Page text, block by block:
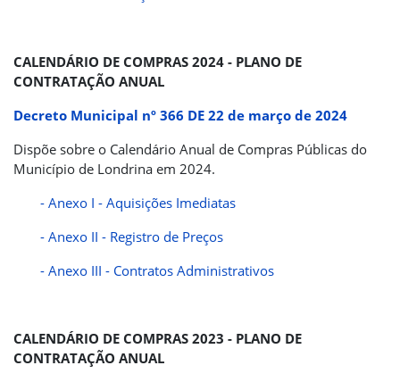
CALENDÁRIO DE COMPRAS 2024 - PLANO DE
CONTRATAÇÃO ANUAL
Decreto Municipal nº 366 DE 22 de março de 2024
Dispõe sobre o Calendário Anual de Compras Públicas do
Município de Londrina em 2024.
- Anexo I - Aquisições Imediatas
- Anexo II - Registro de Preços
- Anexo III - Contratos Administrativos
CALENDÁRIO DE COMPRAS 2023 - PLANO DE
CONTRATAÇÃO ANUAL